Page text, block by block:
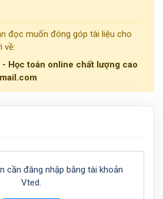
đọc muốn đóng góp tài liệu cho
về:
- Học toán online chất lượng cao
cần đăng nhập bằng tài khoản
Vted.